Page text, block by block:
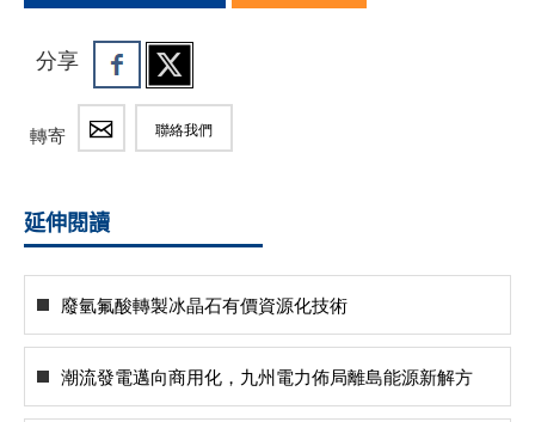
分享
轉寄 聯絡我們
延伸閱讀
廢氫氟酸轉製冰晶石有價資源化技術
潮流發電邁向商用化，九州電力佈局離島能源新解方